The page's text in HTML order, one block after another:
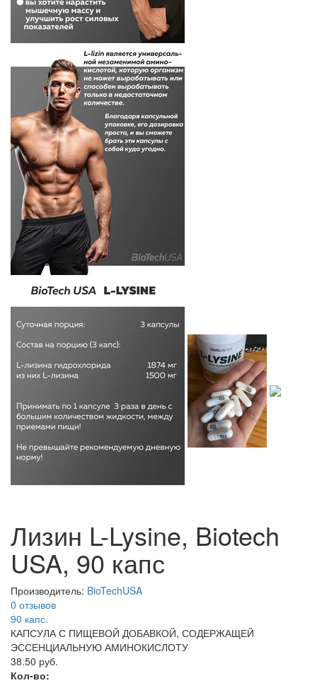
Лизин L-Lysine, Biotech
USA, 90 капс
Производитель: BioTechUSA
0 отзывов
90 капс.
КАПСУЛА С ПИЩЕВОЙ ДОБАВКОЙ, СОДЕРЖАЩЕЙ
ЭССЕНЦИАЛЬНУЮ АМИНОКИСЛОТУ
38.50 руб.
Кол-во: